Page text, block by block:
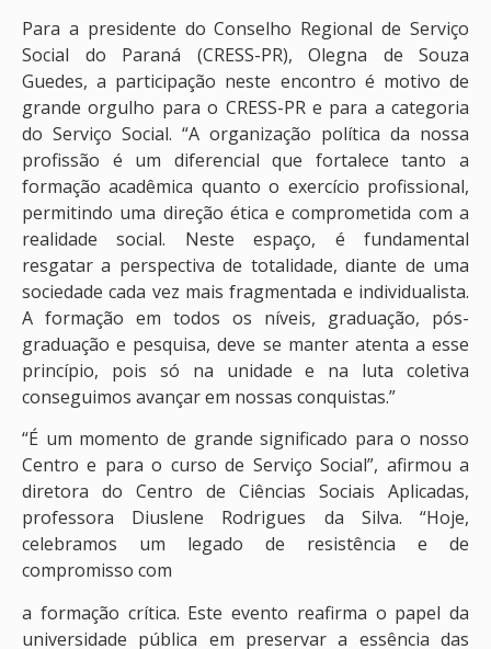
Para a presidente do Conselho Regional de Serviço
Social do Paraná (CRESS-PR), Olegna de Souza
Guedes, a participação neste encontro é motivo de
grande orgulho para o CRESS-PR e para a categoria
do Serviço Social. “A organização política da nossa
profissão é um diferencial que fortalece tanto a
formação acadêmica quanto o exercício profissional,
permitindo uma direção ética e comprometida com a
realidade social. Neste espaço, é fundamental
resgatar a perspectiva de totalidade, diante de uma
sociedade cada vez mais fragmentada e individualista.
A formação em todos os níveis, graduação, pós-
graduação e pesquisa, deve se manter atenta a esse
princípio, pois só na unidade e na luta coletiva
conseguimos avançar em nossas conquistas.”
“É um momento de grande significado para o nosso
Centro e para o curso de Serviço Social”, afirmou a
diretora do Centro de Ciências Sociais Aplicadas,
professora Diuslene Rodrigues da Silva. “Hoje,
celebramos um legado de resistência e de
compromisso com
a formação crítica. Este evento reafirma o papel da
universidade pública em preservar a essência das